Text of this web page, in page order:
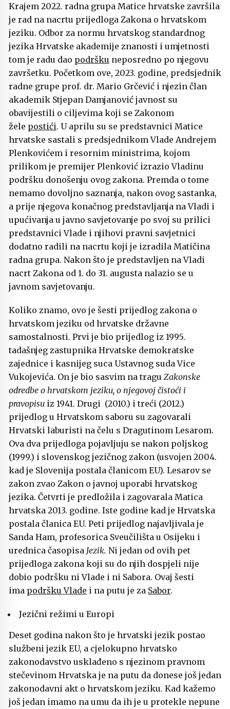
Krajem 2022. radna grupa Matice hrvatske završila
je rad na nacrtu prijedloga Zakona o hrvatskom
jeziku. Odbor za normu hrvatskog standardnog
jezika Hrvatske akademije znanosti i umjetnosti
tom je radu dao podršku neposredno po njegovu
završetku. Početkom ove, 2023. godine, predsjednik
radne grupe prof. dr. Mario Grčević i njezin član
akademik Stjepan Damjanović javnost su
obavijestili o ciljevima koji se Zakonom
žele postići. U aprilu su se predstavnici Matice
hrvatske sastali s predsjednikom Vlade Andrejem
Plenkovićem i resornim ministrima, kojom
prilikom je premijer Plenković izrazio Vladinu
podršku donošenju ovog zakona. Premda o tome
nemamo dovoljno saznanja, nakon ovog sastanka,
a prije njegova konačnog predstavljanja na Vladi i
upućivanja u javno savjetovanje po svoj su prilici
predstavnici Vlade i njihovi pravni savjetnici
dodatno radili na nacrtu koji je izradila Matičina
radna grupa. Nakon što je predstavljen na Vladi
nacrt Zakona od 1. do 31. augusta nalazio se u
javnom savjetovanju.
Koliko znamo, ovo je šesti prijedlog zakona o
hrvatskom jeziku od hrvatske državne
samostalnosti. Prvi je bio prijedlog iz 1995.
tadašnjeg zastupnika Hrvatske demokratske
zajednice i kasnijeg suca Ustavnog suda Vice
Vukojevića. On je bio sasvim na tragu Zakonske
odredbe o hrvatskom jeziku, o njegovoj čistoći i
pravopisu iz 1941. Drugi (2010.) i treći (2012.)
prijedlog u Hrvatskom saboru su zagovarali
Hrvatski laburisti na čelu s Dragutinom Lesarom.
Ova dva prijedloga pojavljuju se nakon poljskog
(1999.) i slovenskog jezičnog zakon (usvojen 2004.
kad je Slovenija postala članicom EU). Lesarov se
zakon zvao Zakon o javnoj uporabi hrvatskog
jezika. Četvrti je predložila i zagovarala Matica
hrvatska 2013. godine. Iste godine kad je Hrvatska
postala članica EU. Peti prijedlog najavljivala je
Sanda Ham, profesorica Sveučilišta u Osijeku i
urednica časopisa Jezik. Ni jedan od ovih pet
prijedloga zakona koji su do njih dospjeli nije
dobio podršku ni Vlade i ni Sabora. Ovaj šesti
ima podršku Vlade i na putu je za Sabor.
Jezični režimi u Europi
Deset godina nakon što je hrvatski jezik postao
službeni jezik EU, a cjelokupno hrvatsko
zakonodavstvo usklađeno s njezinom pravnom
stečevinom Hrvatska je na putu da donese još jedan
zakonodavni akt o hrvatskom jeziku. Kad kažemo
još jedan imamo na umu da ih je u protekle nepune